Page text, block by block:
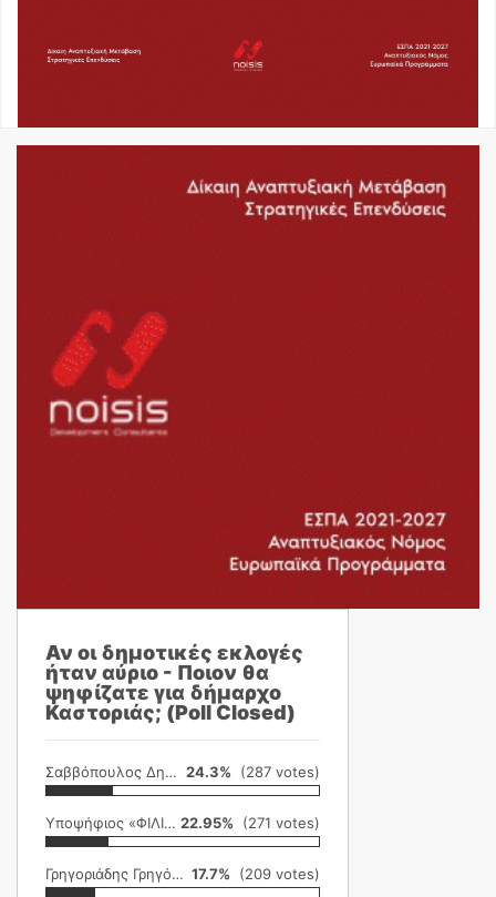
Αν οι δημοτικές εκλογές
ήταν αύριο - Ποιον θα
ψηφίζατε για δήμαρχο
Καστοριάς; (Poll Closed)
Σαββόπουλος Δημήτρης 24.3% (287 votes)
Υποψήφιος «ΦΙΛΙΚΗ ΕΤΑΙΡΕΙΑ» 22.95% (271 votes)
Γρηγοριάδης Γρηγόρης 17.7% (209 votes)